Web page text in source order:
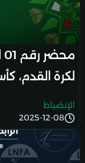
ديسمبر 2025
2025-12-08
الإنضباط